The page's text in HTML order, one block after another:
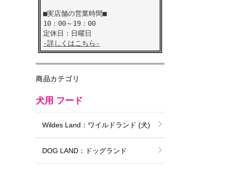
■実店舗の営業時間■
10：00～19：00
定休日：日曜日
-詳しくはこちら-
商品カテゴリ
犬用 フード
Wildes Land：ワイルドランド (犬)
DOG LAND：ドッグランド